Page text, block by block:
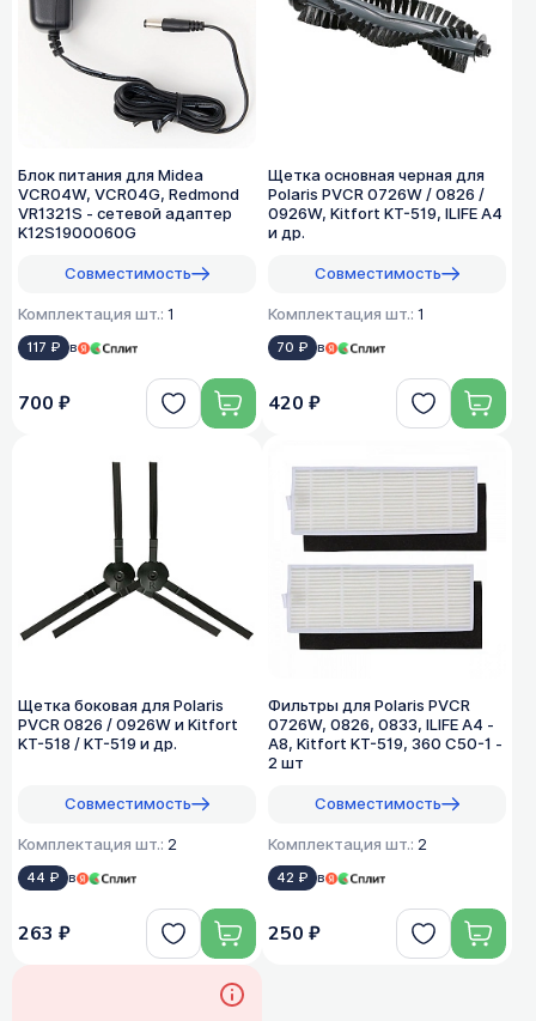
Блок питания для Midea
VCR04W, VCR04G, Redmond
VR1321S - сетевой адаптер
K12S1900060G
Совместимость
Комплектация шт.: 1
117 ₽ в
700 ₽
Щетка основная черная для
Polaris PVCR 0726W / 0826 /
0926W, Kitfort KT-519, ILIFE A4
и др.
Совместимость
Комплектация шт.: 1
70 ₽ в
420 ₽
Щетка боковая для Polaris
PVCR 0826 / 0926W и Kitfort
KT-518 / KT-519 и др.
Совместимость
Комплектация шт.: 2
44 ₽ в
263 ₽
Фильтры для Polaris PVCR
0726W, 0826, 0833, ILIFE A4 -
A8, Kitfort KT-519, 360 C50-1 -
2 шт
Совместимость
Комплектация шт.: 2
42 ₽ в
250 ₽